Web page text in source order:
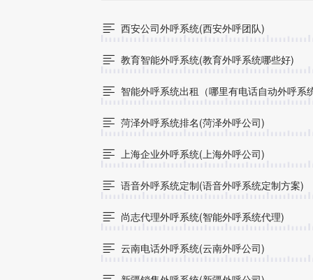
 西安公司外呼系统(西安外呼团队)
 教育智能外呼系统(教育外呼系统哪些好)
 智能外呼系统出租（哪里有电话自动外呼系
 菏泽外呼系统排名(菏泽外呼公司)
 上海企业外呼系统(上海外呼公司)
 语音外呼系统定制(语音外呼系统定制方案)
 尚志代理外呼系统(智能外呼系统代理)
 云南电话外呼系统(云南外呼公司)